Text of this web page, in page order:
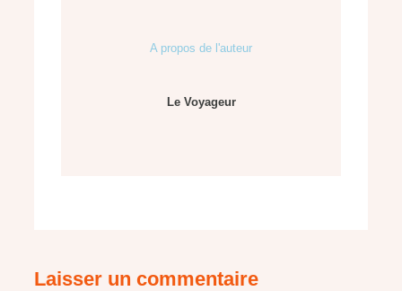
A propos de l'auteur
Le Voyageur
Laisser un commentaire